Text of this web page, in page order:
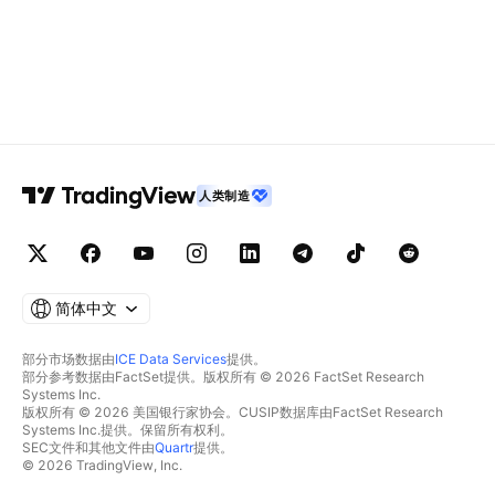
人类制造
简体中文
部分市场数据由ICE Data Services提供。
部分参考数据由FactSet提供。版权所有 © 2026 FactSet Research
Systems Inc.
版权所有 © 2026 美国银行家协会。CUSIP数据库由FactSet Research
Systems Inc.提供。保留所有权利。
SEC文件和其他文件由Quartr提供。
© 2026 TradingView, Inc.